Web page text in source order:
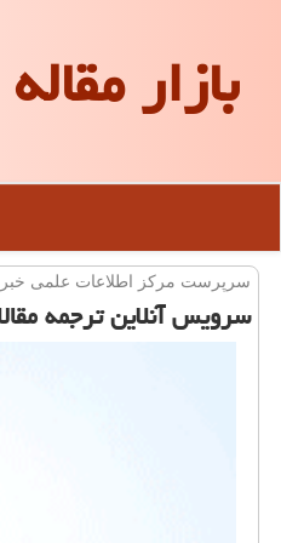
بازار مقاله
سرپرست مركز اطلاعات علمی خبر
سرویس آنلاین ترجمه